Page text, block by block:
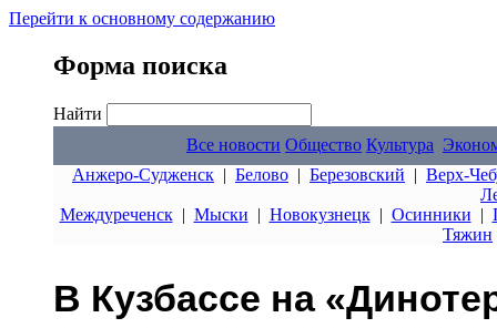
Перейти к основному содержанию
Форма поиска
Найти
Все новости Общество Культура
Анжеро-Судженск | Белово | Березовский | Верх-
Междуреченск| Мыски | Новокузнецк| Осинники |
Тяжин
В Кузбассе на